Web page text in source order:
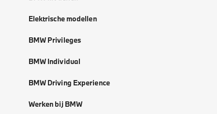
Elektrische modellen
BMW Privileges
BMW Individual
BMW Driving Experience
Werken bij BMW